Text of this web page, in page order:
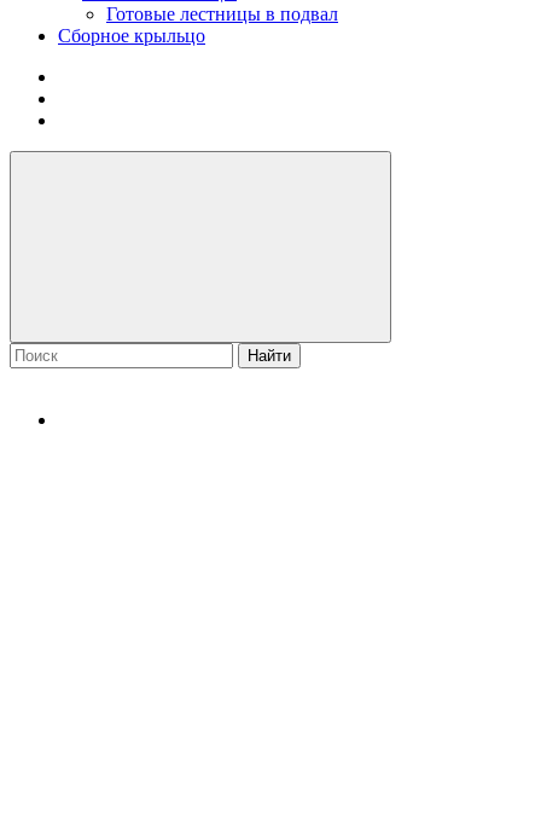
Готовые лестницы в подвал
Сборное крыльцо
Найти